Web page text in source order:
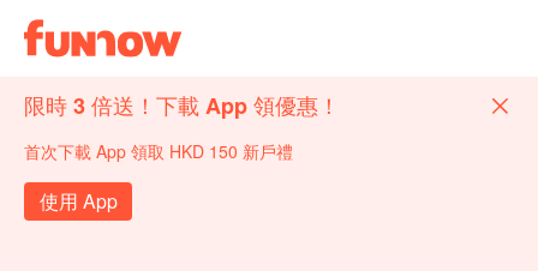
限時 3 倍送！下載 App 領優惠！
首次下載 App 領取 HKD 150 新戶禮
使用 App